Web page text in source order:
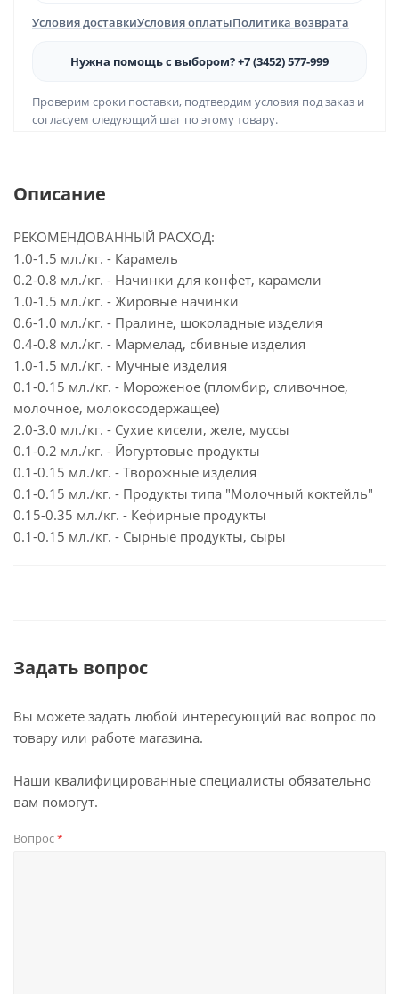
Условия доставкиУсловия оплатыПолитика возврата
Нужна помощь с выбором? +7 (3452) 577-999
Проверим сроки поставки, подтвердим условия под заказ и
согласуем следующий шаг по этому товару.
Описание
РЕКОМЕНДОВАННЫЙ РАСХОД:
1.0-1.5 мл./кг. - Карамель
0.2-0.8 мл./кг. - Начинки для конфет, карамели
1.0-1.5 мл./кг. - Жировые начинки
0.6-1.0 мл./кг. - Пралине, шоколадные изделия
0.4-0.8 мл./кг. - Мармелад, сбивные изделия
1.0-1.5 мл./кг. - Мучные изделия
0.1-0.15 мл./кг. - Мороженое (пломбир, сливочное,
молочное, молокосодержащее)
2.0-3.0 мл./кг. - Сухие кисели, желе, муссы
0.1-0.2 мл./кг. - Йогуртовые продукты
0.1-0.15 мл./кг. - Творожные изделия
0.1-0.15 мл./кг. - Продукты типа "Молочный коктейль"
0.15-0.35 мл./кг. - Кефирные продукты
0.1-0.15 мл./кг. - Сырные продукты, сыры
Задать вопрос
Вы можете задать любой интересующий вас вопрос по
товару или работе магазина.
Наши квалифицированные специалисты обязательно
вам помогут.
Вопрос*